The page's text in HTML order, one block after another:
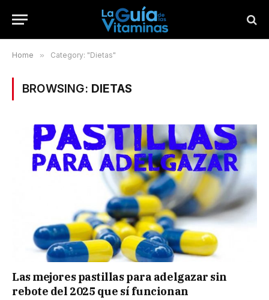
Home » Category: "Dietas"
BROWSING: DIETAS
Las mejores pastillas para adelgazar sin
rebote del 2025 que sí funcionan